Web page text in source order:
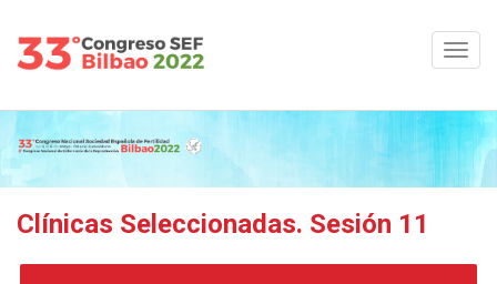
Clínicas Seleccionadas. Sesión 11